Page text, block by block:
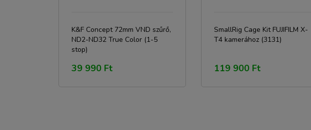
K&F Concept 72mm VND szűrő,
ND2-ND32 True Color (1-5
stop)
39 990 Ft
SmallRig Cage Kit FUJIFILM X-
T4 kamerához (3131)
119 900 Ft